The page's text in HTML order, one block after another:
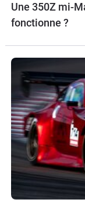
Une 350Z mi-
fonctionne ?